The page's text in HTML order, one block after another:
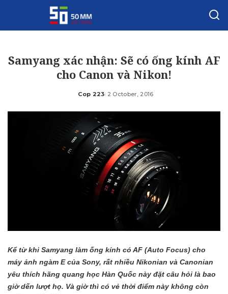
Samyang xác nhận: Sẽ có ống kính AF
cho Canon và Nikon!
Posted
Cop 223 2 October, 2016
Kể từ khi Samyang làm ống kính có AF (Auto Focus) cho
máy ảnh ngàm E của Sony, rất nhiều Nikonian và Canonian
yêu thích hãng quang học Hàn Quốc này đặt câu hỏi là bao
giờ dến lượt họ. Và giờ thì có vẻ thời điểm này không còn